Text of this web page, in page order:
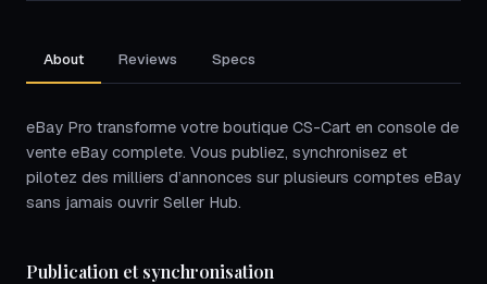
About Reviews Specs
eBay Pro transforme votre boutique CS-Cart en console de
vente eBay complete. Vous publiez, synchronisez et
pilotez des milliers d’annonces sur plusieurs comptes eBay
sans jamais ouvrir Seller Hub.
Publication et synchronisation